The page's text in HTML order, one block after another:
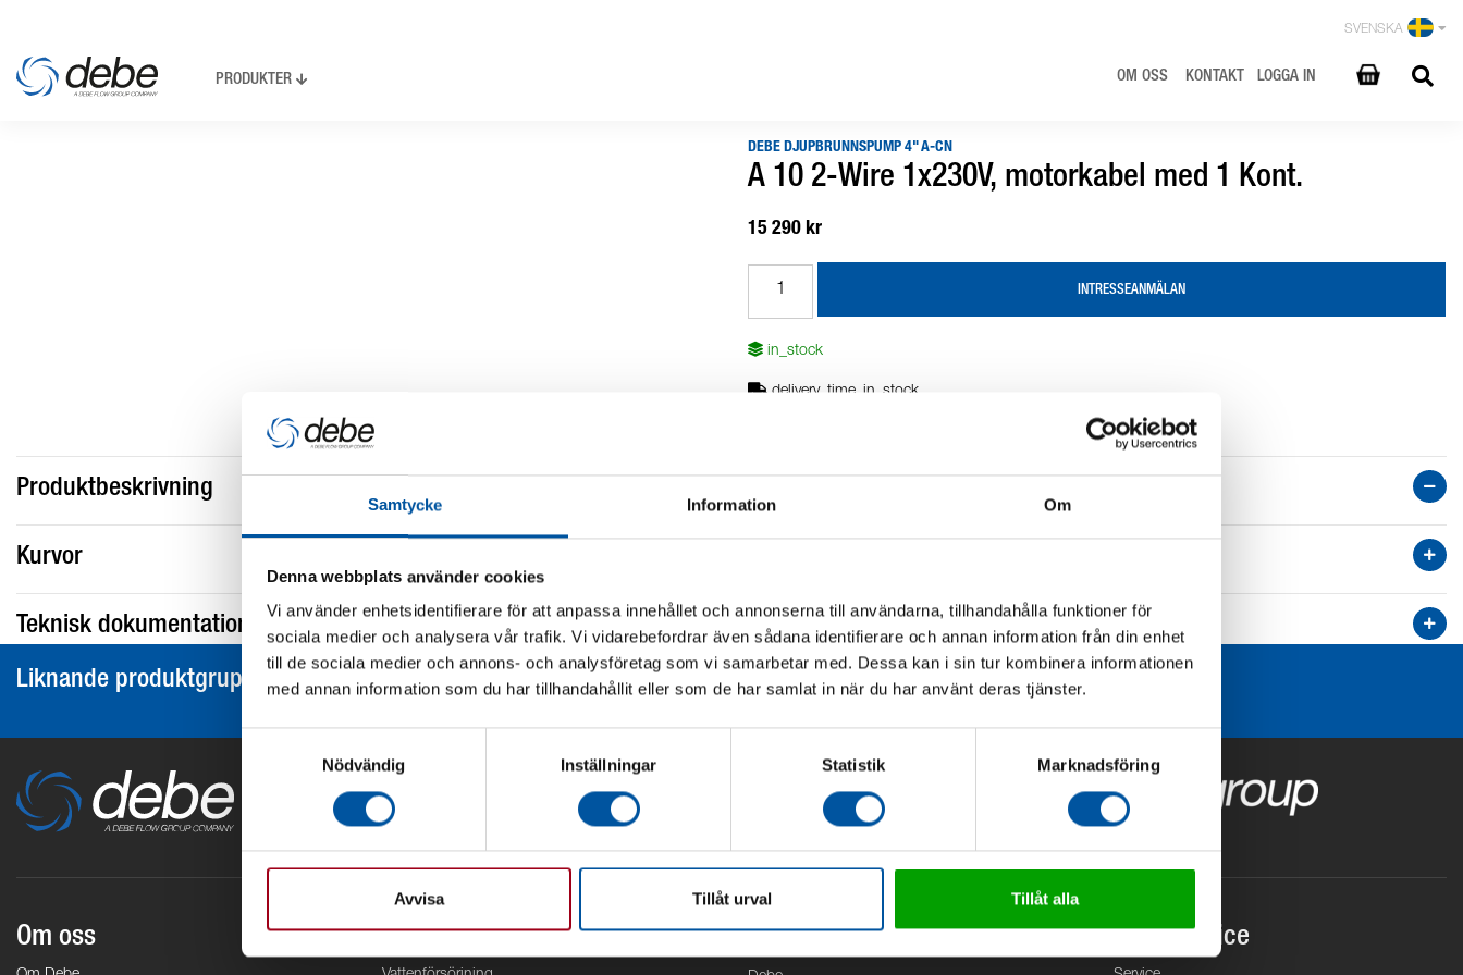
Samtycke Information Om
Denna webbplats använder cookies
Vi använder enhetsidentifierare för att anpassa innehållet och annonserna till användarna, tillhandahålla funktioner för
sociala medier och analysera vår trafik. Vi vidarebefordrar även sådana identifierare och annan information från din enhet
till de sociala medier och annons- och analysföretag som vi samarbetar med. Dessa kan i sin tur kombinera informationen
med annan information som du har tillhandahållit eller som de har samlat in när du har använt deras tjänster.
Samtyckesval
Nödvändig
Inställningar Statistik Marknadsföring
Avvisa Tillåt urval Tillåt alla
SVENSKA
PRODUKTER OM OSS KONTAKT LOGGA IN
DEBE DJUPBRUNNSPUMP 4" A-CN
A 10 2-Wire 1x230V, motorkabel med 1 Kont.
15 290 kr
INTRESSEANMÄLAN
in_stock
delivery_time_in_stock
Produktbeskrivning
Kurvor
Teknisk dokumentation
Liknande produktgrupper
Om oss Områden Kontor Kundservice